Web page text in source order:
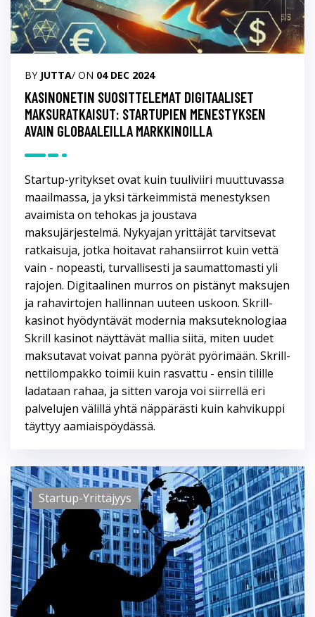
BY JUTTA/ ON 04 DEC 2024
KASINONETIN SUOSITTELEMAT DIGITAALISET
MAKSURATKAISUT: STARTUPIEN MENESTYKSEN
AVAIN GLOBAALEILLA MARKKINOILLA
Startup-yritykset ovat kuin tuuliviiri muuttuvassa
maailmassa, ja yksi tärkeimmistä menestyksen
avaimista on tehokas ja joustava
maksujärjestelmä. Nykyajan yrittäjät tarvitsevat
ratkaisuja, jotka hoitavat rahansiirrot kuin vettä
vain - nopeasti, turvallisesti ja saumattomasti yli
rajojen. Digitaalinen murros on pistänyt maksujen
ja rahavirtojen hallinnan uuteen uskoon. Skrill-
kasinot hyödyntävät modernia maksuteknologiaa
Skrill kasinot näyttävät mallia siitä, miten uudet
maksutavat voivat panna pyörät pyörimään. Skrill-
nettilompakko toimii kuin rasvattu - ensin tilille
ladataan rahaa, ja sitten varoja voi siirrellä eri
palvelujen välillä yhtä näppärästi kuin kahvikuppi
täyttyy aamiaispöydässä.
Startup-Yrittäjyys